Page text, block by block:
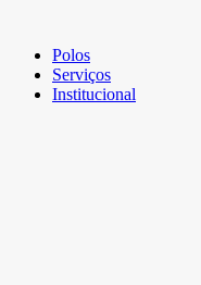
Polos
Serviços
Institucional